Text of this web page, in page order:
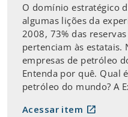
O domínio estratégico
algumas lições da
2008, 73% das
pertenciam às estatais.
empresas de petróleo
Entenda por quê. Qual
petróleo do mundo? A
Acessar item open_in_new